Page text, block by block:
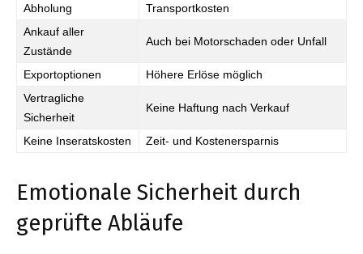
Abholung
Transportkosten
Ankauf aller
Zustände
Auch bei Motorschaden oder Unfall
Exportoptionen
Höhere Erlöse möglich
Vertragliche
Sicherheit
Keine Haftung nach Verkauf
Keine Inseratskosten Zeit- und Kostenersparnis
Emotionale Sicherheit durch
geprüfte Abläufe